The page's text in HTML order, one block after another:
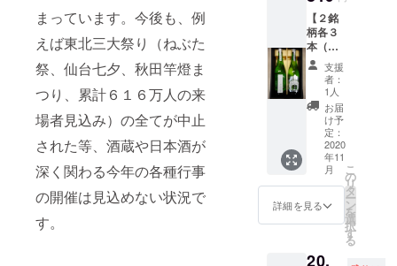
まっています。今後も、例
えば東北三大祭り（ねぶた
祭、仙台七夕、秋田竿燈ま
つり、累計６１６万人の来
場者見込み）の全てが中止
された等、酒蔵や日本酒が
深く関わる今年の各種行事
の開催は見込めない状況で
す。
の指定
は致し
かねま
す。ご
了承く
ださ
い。
ズ：4合
瓶
720ml ※
送料込
み ※ リ
ターン
発送は
2020年
11月を
予定し
ており
ます ※
20歳未
満の飲
酒は法
す ※ 配
【２銘
柄各３
本（計
６
本）】
銘柄
①：に
いだし
ぜん
しゅ
純米吟
（左）
銘柄
②：
穏 純
（右）
支援
者：
1人
お届
け予
定：
2020
年11
月
詳細を見る
こ
の
リ
タ
ー
ン
を
選
択
す
る
20,